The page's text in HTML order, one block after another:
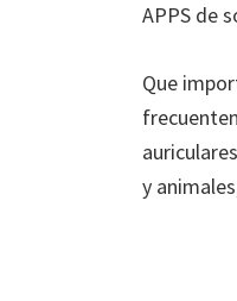
APPS de
Que
y